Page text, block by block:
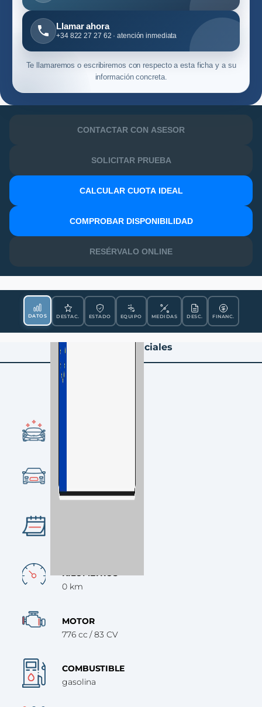
Llamar ahora
+34 822 27 27 62 · atención inmediata
Te llamaremos o escribiremos con respecto a esta ficha y a su
información concreta.
CONTACTAR CON ASESOR
SOLICITAR PRUEBA
CALCULAR CUOTA IDEAL
COMPROBAR DISPONIBILIDAD
RESÉRVALO ONLINE
DATOS DESTAC. ESTADO EQUIPO MEDIDAS DESC. FINANC.
Datos Esenciales
Deportiva
KILÓMETROS
0 km
MOTOR
776 cc / 83 CV
COMBUSTIBLE
gasolina